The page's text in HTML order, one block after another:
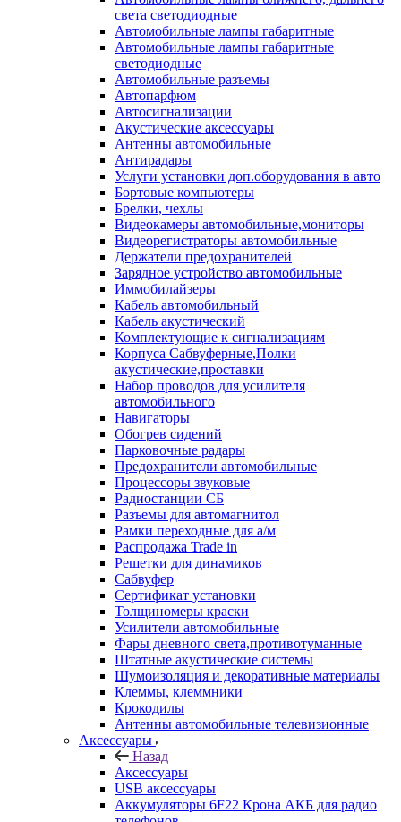
света светодиодные
Автомобильные лампы габаритные
Автомобильные лампы габаритные
светодиодные
Автомобильные разъемы
Автопарфюм
Автосигнализации
Акустические аксессуары
Антенны автомобильные
Антирадары
Услуги установки доп.оборудования в авто
Бортовые компьютеры
Брелки, чехлы
Видеокамеры автомобильные,мониторы
Видеорегистраторы автомобильные
Держатели предохранителей
Зарядное устройство автомобильные
Иммобилайзеры
Кабель автомобильный
Кабель акустический
Комплектующие к сигнализациям
Корпуса Сабвуферные,Полки
акустические,проставки
Набор проводов для усилителя
автомобильного
Навигаторы
Обогрев сидений
Парковочные радары
Предохранители автомобильные
Процессоры звуковые
Радиостанции СБ
Разъемы для автомагнитол
Рамки переходные для а/м
Распродажа Trade in
Решетки для динамиков
Сабвуфер
Сертификат установки
Толщиномеры краски
Усилители автомобильные
Фары дневного света,противотуманные
Штатные акустические системы
Шумоизоляция и декоративные материалы
Клеммы, клеммники
Крокодилы
Антенны автомобильные телевизионные
Аксессуары
Назад
Аксессуары
USB аксессуары
Аккумуляторы 6F22 Крона АКБ для радио